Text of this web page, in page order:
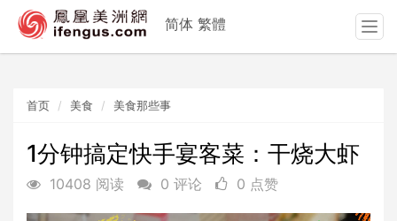
首页 美食 美食那些事
1分钟搞定快手宴客菜：干烧大虾
10408 阅读 0 评论 0 点赞
简体 繁體
T
o